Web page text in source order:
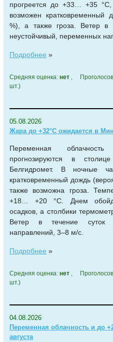
прогреется до +33… +35
возможен кратковременный
%), а также гроза. Ветер в
неустойчивый, переменных
Подробнее »
Средняя оценка: нет ,
шт.)
05.08.2026
Жара до +32°С ожидается в
Переменная
прогнозируются в
Белгидромет. В ночные
кратковременный дождь
также возможна гроза.
+18… +20 °С. Днем
осадков, а столбики
Ветер в течение суток
направлений, 3–8 м/с.
Подробнее »
Средняя оценка: нет ,
шт.)
04.08.2026
Переменная облачность и до
августа